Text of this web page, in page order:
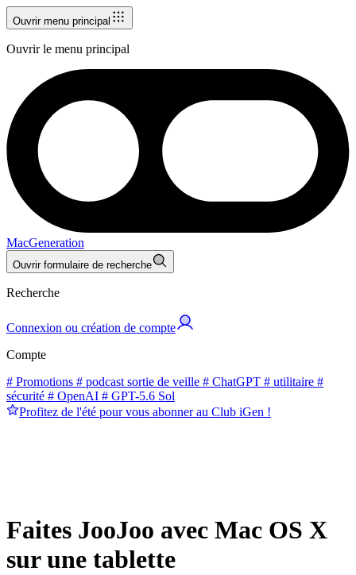
Ouvrir menu principal
Ouvrir le menu principal
MacGeneration
Ouvrir formulaire de recherche
Recherche
Connexion ou création de compte
Compte
# Promotions # podcast sortie de veille # ChatGPT # utilitaire #
sécurité # OpenAI # GPT-5.6 Sol
Profitez de l'été pour vous abonner au Club iGen !
Faites JooJoo avec Mac OS X
sur une tablette